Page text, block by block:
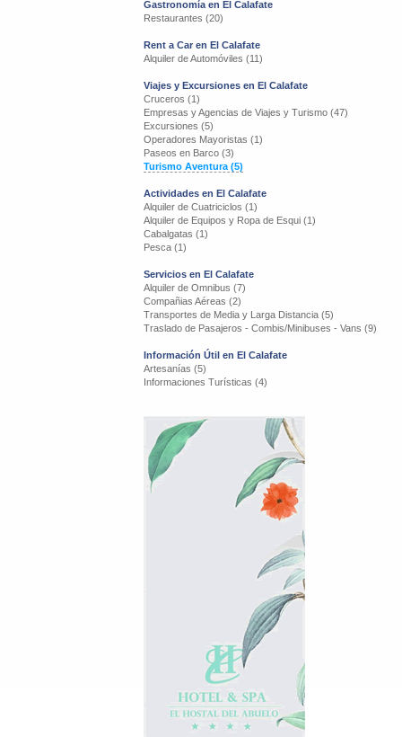
Gastronomía en El Calafate
Restaurantes (20)
Rent a Car en El Calafate
Alquiler de Automóviles (11)
Viajes y Excursiones en El Calafate
Cruceros (1)
Empresas y Agencias de Viajes y Turismo (47)
Excursiones (5)
Operadores Mayoristas (1)
Paseos en Barco (3)
Turismo Aventura (5)
Actividades en El Calafate
Alquiler de Cuatriciclos (1)
Alquiler de Equipos y Ropa de Esqui (1)
Cabalgatas (1)
Pesca (1)
Servicios en El Calafate
Alquiler de Omnibus (7)
Compañias Aéreas (2)
Transportes de Media y Larga Distancia (5)
Traslado de Pasajeros - Combis/Minibuses - Vans (9)
Información Útil en El Calafate
Artesanías (5)
Informaciones Turísticas (4)